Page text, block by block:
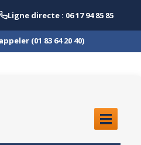
Ligne directe : 06 17 94 85 85
(01 83 64 20 40)